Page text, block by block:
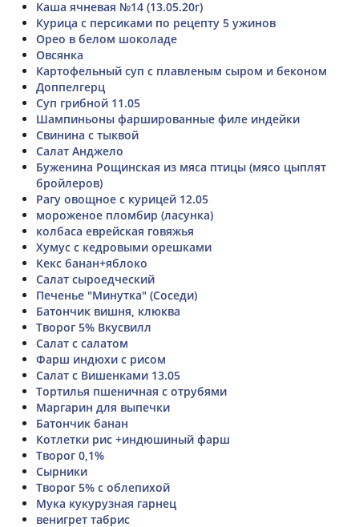
Каша ячневая №14 (13.05.20г)
Курица с персиками по рецепту 5 ужинов
Орео в белом шоколаде
Овсянка
Картофельный суп с плавленым сыром и беконом
Доппелгерц
Суп грибной 11.05
Шампиньоны фаршированные филе индейки
Свинина с тыквой
Салат Анджело
Буженина Рощинская из мяса птицы (мясо цыплят
бройлеров)
Рагу овощное с курицей 12.05
мороженое пломбир (ласунка)
колбаса еврейская говяжья
Хумус с кедровыми орешками
Кекс банан+яблоко
Салат сыроедческий
Печенье "Минутка" (Соседи)
Батончик вишня, клюква
Творог 5% Вкусвилл
Салат с салатом
Фарш индюхи с рисом
Салат с Вишенками 13.05
Тортилья пшеничная с отрубями
Маргарин для выпечки
Батончик банан
Котлетки рис +индюшиный фарш
Творог 0,1%
Сырники
Творог 5% с облепихой
Мука кукурузная гарнец
венигрет табрис